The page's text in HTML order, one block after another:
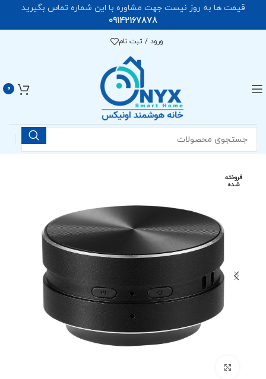
ورود / ثبت نام
0
فروخته
شده
قیمت ها به روز نیست جهت مشاوره با این شماره تماس بگیرید
09142167878